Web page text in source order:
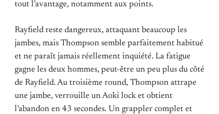
tout l’avantage, notamment aux points.
Rayfield reste dangereux, attaquant beaucoup les
jambes, mais Thompson semble parfaitement habitué
et ne paraît jamais réellement inquiété. La fatigue
gagne les deux hommes, peut-être un peu plus du côté
de Rayfield. Au troisième round, Thompson attrape
une jambe, verrouille un Aoki lock et obtient
l’abandon en 43 secondes. Un grappler complet et